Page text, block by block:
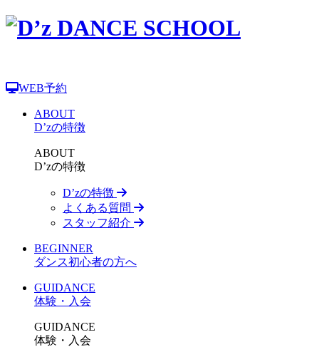
WEB予約
ABOUT
D’zの特徴
ABOUT
D’zの特徴
D’zの特徴
よくある質問
スタッフ紹介
BEGINNER
ダンス初心者の方へ
GUIDANCE
体験・入会
GUIDANCE
体験・入会